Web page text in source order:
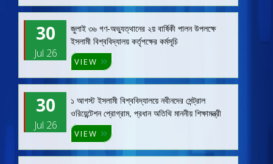
30
Jul 26
জুলাই ৩৬ গণ-অভ্যুত্থানের ২য় বার্ষিকী পালন উপলক্ষে
ইসলামী বিশ্ববিদ্যালয় কর্তৃপক্ষের কর্মসূচি
VIEW
30
Jul 26
১ আগস্ট ইসলামী বিশ্ববিদ্যালয়ে নবীনদের সেন্ট্রাল
ওরিয়েন্টেশন প্রোগ্রাম, প্রধান অতিথি মাননীয় শিক্ষামন্ত্রী
VIEW